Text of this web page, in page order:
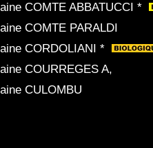
COMTE ABBATUCCI *
COMTE PARALDI
CORDOLIANI *
COURREGES A,
CULOMBU